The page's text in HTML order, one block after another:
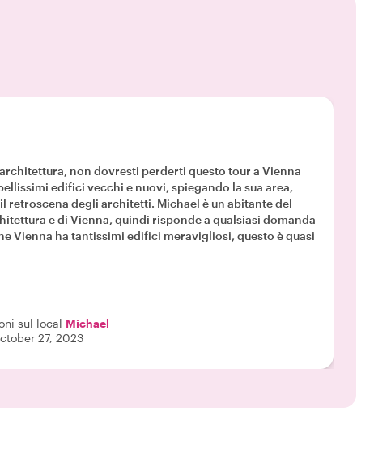
non dovresti perderti questo tour a Vienna
edifici vecchi e nuovi, spiegando la sua area,
retroscena degli architetti. Michael è un abitante del
e di Vienna, quindi risponde a qualsiasi domanda
Vienna ha tantissimi edifici meravigliosi, questo è quasi
sul local Michael
27, 2023